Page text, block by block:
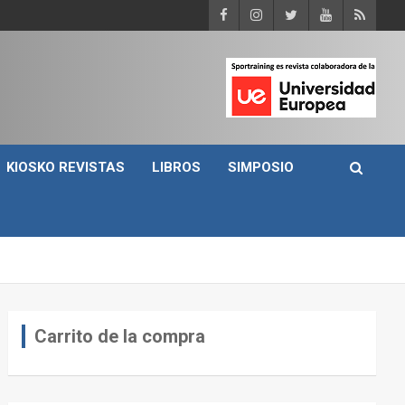
KIOSKO REVISTAS LIBROS SIMPOSIO
Carrito de la compra